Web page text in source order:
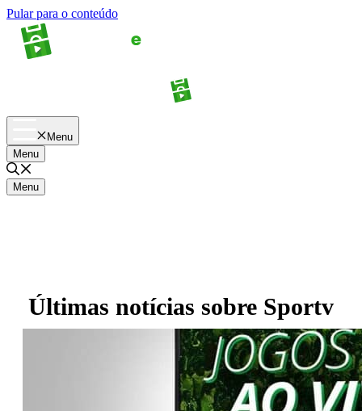
Pular para o conteúdo
Menu
Menu
Menu
Últimas notícias sobre Sportv